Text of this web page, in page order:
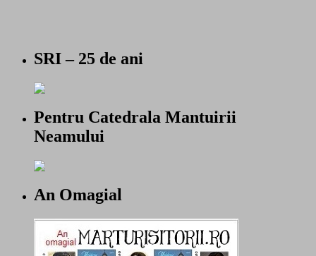
SRI – 25 de ani
Pentru Catedrala Mantuirii
Neamului
An Omagial